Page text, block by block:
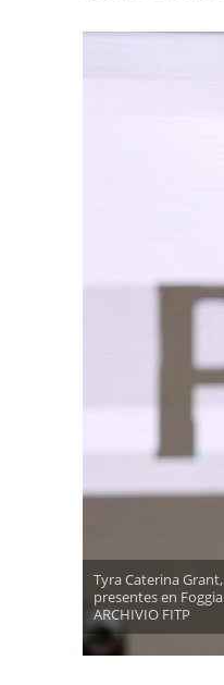
Tyra Caterina
presentes en
ARCHIVIO FITP